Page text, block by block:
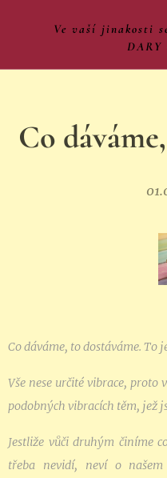
Ve vaší jinakosti
DARY
Co
Co dáváme, to dostáváme. To
Vše nese určité vibrace, proto
podobných vibracích těm, jež
Jestliže vůči druhým činíme
třeba nevidí, neví o našem